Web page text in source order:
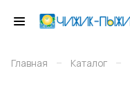
Главная – Каталог –